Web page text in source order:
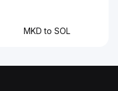
MKD to SOL